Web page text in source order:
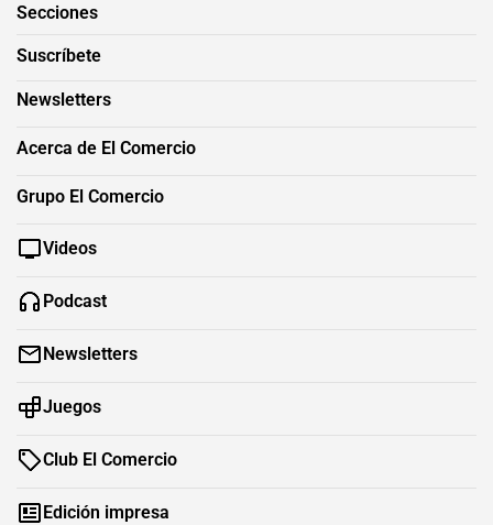
Secciones
Suscríbete
Newsletters
Acerca de El Comercio
Grupo El Comercio
Videos
Podcast
Newsletters
Juegos
Club El Comercio
Edición impresa